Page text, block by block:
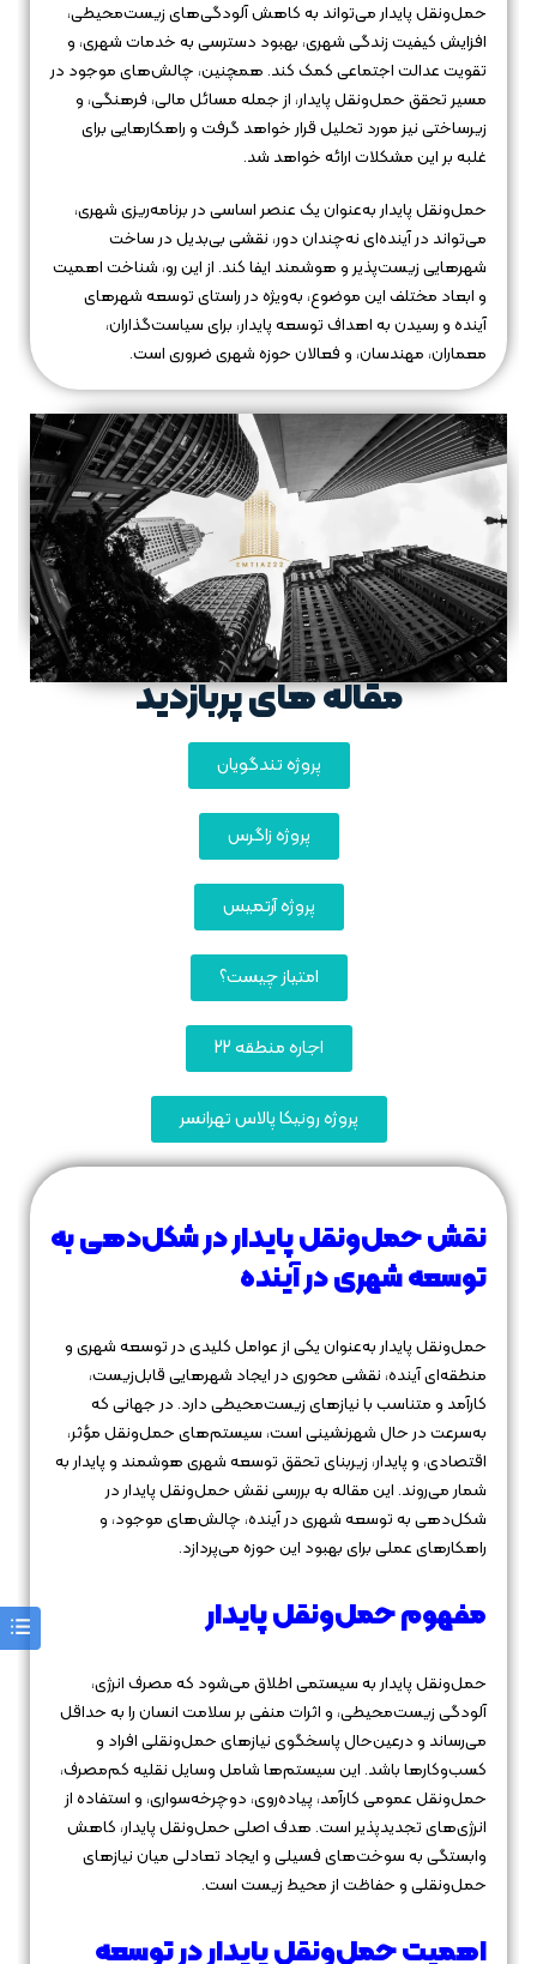
حمل‌ونقل پایدار می‌تواند به کاهش آلودگی‌های زیست‌محیطی،
افزایش کیفیت زندگی شهری، بهبود دسترسی به خدمات شهری، و
تقویت عدالت اجتماعی کمک کند. همچنین، چالش‌های موجود در
مسیر تحقق حمل‌ونقل پایدار، از جمله مسائل مالی، فرهنگی، و
زیرساختی نیز مورد تحلیل قرار خواهد گرفت و راهکارهایی برای
غلبه بر این مشکلات ارائه خواهد شد.
حمل‌ونقل پایدار به‌عنوان یک عنصر اساسی در برنامه‌ریزی شهری،
می‌تواند در آینده‌ای نه‌چندان دور، نقشی بی‌بدیل در ساخت
شهرهایی زیست‌پذیر و هوشمند ایفا کند. از این رو، شناخت اهمیت
و ابعاد مختلف این موضوع، به‌ویژه در راستای توسعه شهرهای
آینده و رسیدن به اهداف توسعه پایدار، برای سیاست‌گذاران،
معماران، مهندسان، و فعالان حوزه شهری ضروری است.
مقاله های پربازدید
پروژه تندگویان
پروژه زاگرس
پروژه آرتمیس
امتیاز چیست؟
اجاره منطقه 22
پروژه رونیکا پالاس تهرانسر
نقش حمل‌ونقل پایدار در شکل‌دهی به
توسعه شهری در آینده
حمل‌ونقل پایدار به‌عنوان یکی از عوامل کلیدی در توسعه شهری و
منطقه‌ای آینده، نقشی محوری در ایجاد شهرهایی قابل‌زیست،
کارآمد و متناسب با نیازهای زیست‌محیطی دارد. در جهانی که
به‌سرعت در حال شهرنشینی است، سیستم‌های حمل‌ونقل مؤثر،
اقتصادی، و پایدار، زیربنای تحقق توسعه شهری هوشمند و پایدار به
شمار می‌روند. این مقاله به بررسی نقش حمل‌ونقل پایدار در
شکل‌دهی به توسعه شهری در آینده، چالش‌های موجود، و
راهکارهای عملی برای بهبود این حوزه می‌پردازد.
مفهوم حمل‌ونقل پایدار
حمل‌ونقل پایدار به سیستمی اطلاق می‌شود که مصرف انرژی،
آلودگی زیست‌محیطی، و اثرات منفی بر سلامت انسان را به حداقل
می‌رساند و درعین‌حال پاسخگوی نیازهای حمل‌ونقلی افراد و
کسب‌وکارها باشد. این سیستم‌ها شامل وسایل نقلیه کم‌مصرف،
حمل‌ونقل عمومی کارآمد، پیاده‌روی، دوچرخه‌سواری، و استفاده از
انرژی‌های تجدیدپذیر است. هدف اصلی حمل‌ونقل پایدار، کاهش
وابستگی به سوخت‌های فسیلی و ایجاد تعادلی میان نیازهای
حمل‌ونقلی و حفاظت از محیط زیست است.
اهمیت حمل‌ونقل پایدار در توسعه